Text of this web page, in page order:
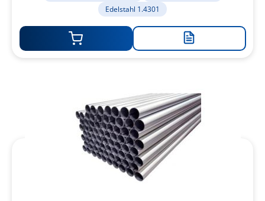
Edelstahl 1.4301
Zur
hinzufügen